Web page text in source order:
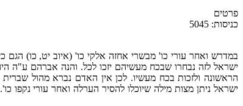
פרטים
כניסות: 5045
במדרש ואחר עורי כו' מבשרי אחזה אלקי כו' (איוב יט, כו)
ישראל לזה נבחרו שבכח מעשיהם יזכו לכל. והנה אברהם ע"ה
הראשונה ולזכות בכח מעשיו. לכן אין האדם נברא מהול
ישראל ניתן מצות מילה שיוכלו להסיר הערלה ואחר עורי נקפו